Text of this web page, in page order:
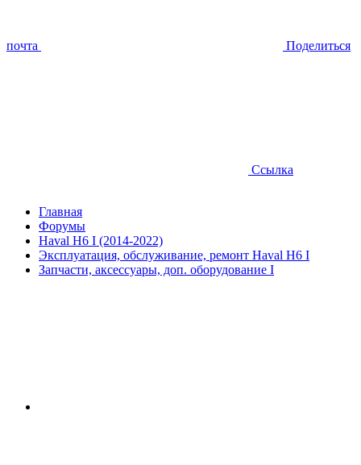
почта Поделиться
Ссылка
Главная
Форумы
Haval H6 I (2014-2022)
Эксплуатация, обслуживание, ремонт Haval H6 I
Запчасти, аксессуары, доп. оборудование I